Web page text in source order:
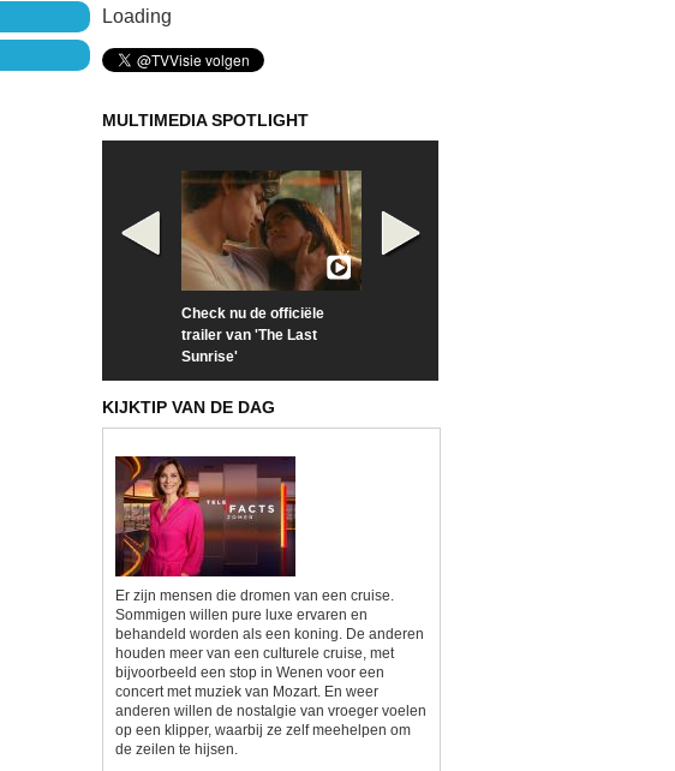
Loading
MULTIMEDIA SPOTLIGHT
Check nu de officiële
trailer van 'The Last
Sunrise'
KIJKTIP VAN DE DAG
Er zijn mensen die dromen van een cruise.
Sommigen willen pure luxe ervaren en
behandeld worden als een koning. De anderen
houden meer van een culturele cruise, met
bijvoorbeeld een stop in Wenen voor een
concert met muziek van Mozart. En weer
anderen willen de nostalgie van vroeger voelen
op een klipper, waarbij ze zelf meehelpen om
de zeilen te hijsen.